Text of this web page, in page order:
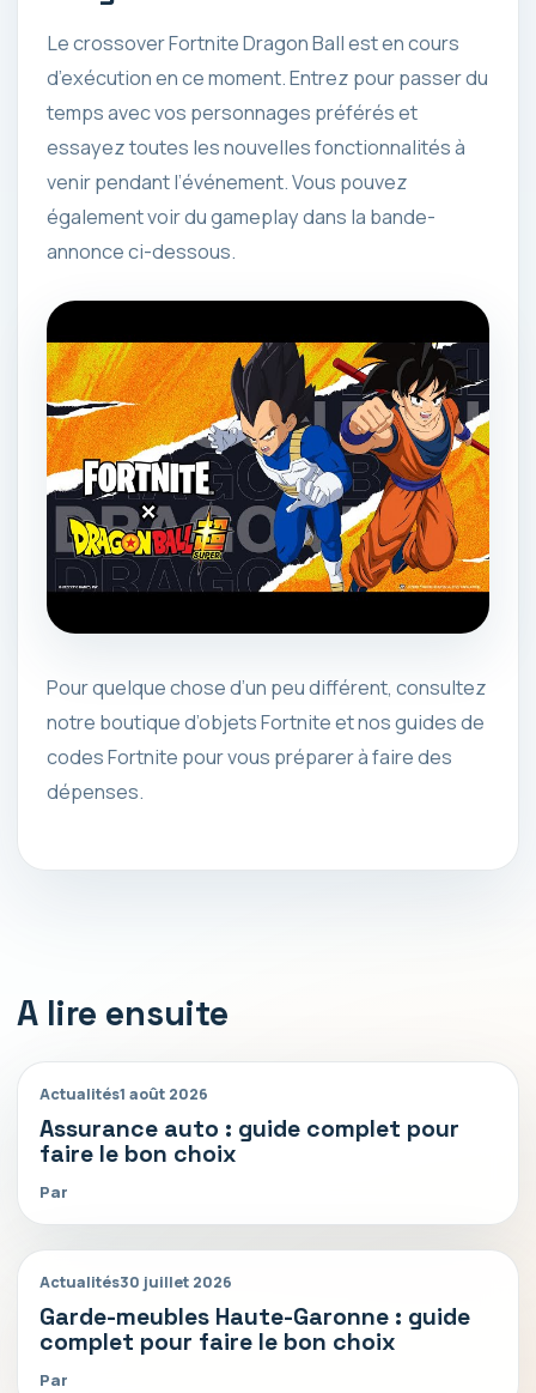
Le crossover Fortnite Dragon Ball est en cours
d’exécution en ce moment. Entrez pour passer du
temps avec vos personnages préférés et
essayez toutes les nouvelles fonctionnalités à
venir pendant l’événement. Vous pouvez
également voir du gameplay dans la bande-
annonce ci-dessous.
Pour quelque chose d’un peu différent, consultez
notre boutique d’objets Fortnite et nos guides de
codes Fortnite pour vous préparer à faire des
dépenses.
A lire ensuite
Actualités1 août 2026
Assurance auto : guide complet pour
faire le bon choix
Par
Actualités30 juillet 2026
Garde-meubles Haute-Garonne : guide
complet pour faire le bon choix
Par